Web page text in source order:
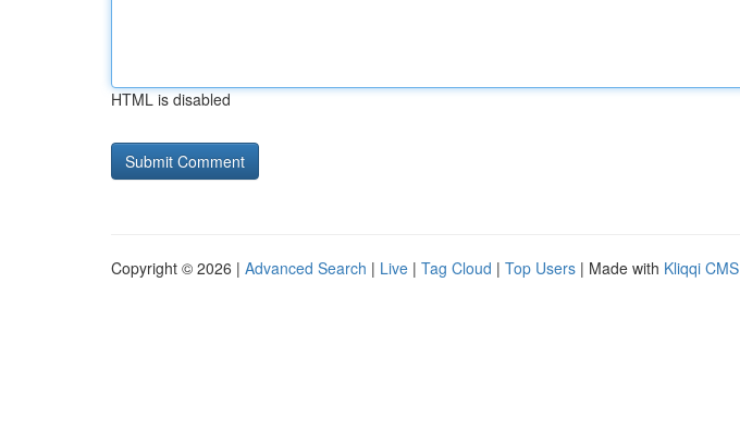
HTML is disabled
Copyright © 2026 | Advanced Search | Live | Tag Cloud | Top Users | Made with Kliqqi CMS